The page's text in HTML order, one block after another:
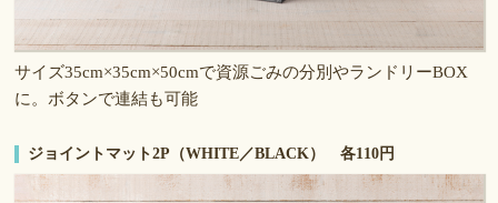
サイズ35cm×35cm×50cmで資源ごみの分別やランドリーBOX
に。ボタンで連結も可能
ジョイントマット2P（WHITE／BLACK） 各110円